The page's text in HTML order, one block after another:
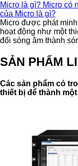
Micro là gì? Micro có
của Micro là gì?
Micro được phát
hoạt động như một
đổi sóng âm thành
SẢN PHẨM
Các sản phẩm có
thiết bị để thành